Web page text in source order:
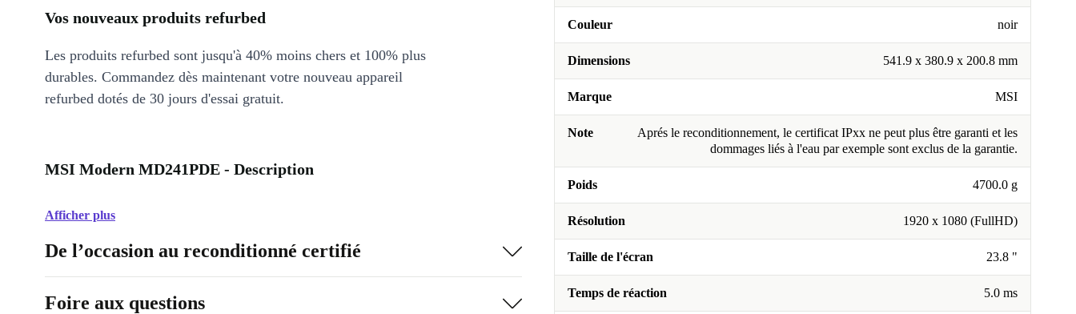
Couleur noir
Dimensions 541.9 x 380.9 x 200.8 mm
Marque MSI
Note
Aprés le reconditionnement, le certificat IPxx ne peut plus être garanti et les
dommages liés à l'eau par exemple sont exclus de la garantie.
Poids 4700.0 g
Résolution 1920 x 1080 (FullHD)
Taille de l'écran 23.8 "
Temps de réaction 5.0 ms
Vos nouveaux produits refurbed
Les produits refurbed sont jusqu'à 40% moins chers et 100% plus
durables. Commandez dès maintenant votre nouveau appareil
refurbed dotés de 30 jours d'essai gratuit.
MSI Modern MD241PDE - Description
Afficher plus
De l’occasion au reconditionné certifié
Foire aux questions